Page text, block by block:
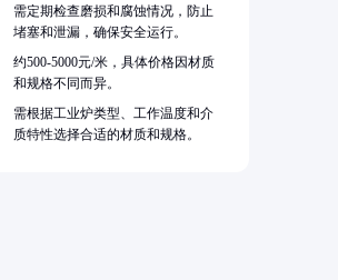
需定期检查磨损和腐蚀情况，防止
堵塞和泄漏，确保安全运行。
约500-5000元/米，具体价格因材质
和规格不同而异。
需根据工业炉类型、工作温度和介
质特性选择合适的材质和规格。